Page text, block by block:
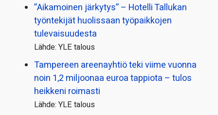
”Aikamoinen järkytys” – Hotelli Tallukan
työntekijät huolissaan työpaikkojen
tulevaisuudesta
Lähde: YLE talous
Tampereen areenayhtiö teki viime vuonna
noin 1,2 miljoonaa euroa tappiota – tulos
heikkeni roimasti
Lähde: YLE talous